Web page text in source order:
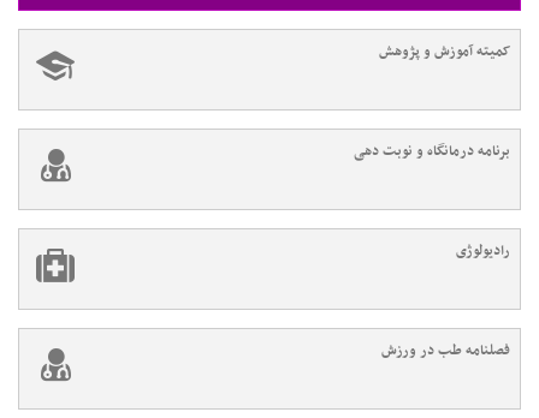
کمیته آموزش و پژوهش
برنامه درمانگاه و نوبت دهی
رادیولوژی
فصلنامه طب در ورزش